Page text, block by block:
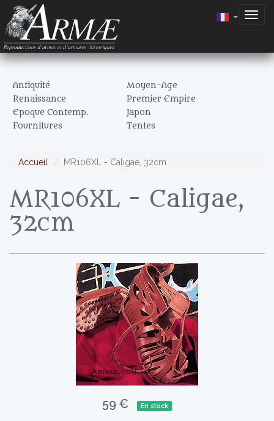
Antiquité
Moyen-Age
Renaissance
Premier Empire
Epoque Contemp.
Japon
Fournitures
Tentes
Accueil MR106XL - Caligae, 32cm
MR106XL - Caligae,
32cm
59 € En stock